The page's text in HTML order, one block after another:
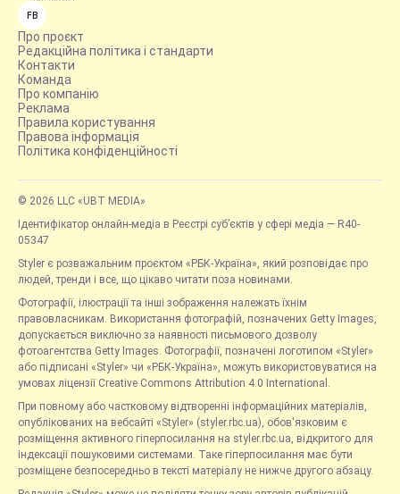
FB
Про проєкт
Редакційна політика і стандарти
Контакти
Команда
Про компанію
Реклама
Правила користування
Правова інформація
Політика конфіденційності
© 2026 LLC «UBT MEDIA»
Ідентифікатор онлайн-медіа в Реєстрі суб’єктів у сфері медіа — R40-
05347
Styler є розважальним проєктом «РБК-Україна», який розповідає про
людей, тренди і все, що цікаво читати поза новинами.
Фотографії, ілюстрації та інші зображення належать їхнім
правовласникам. Використання фотографій, позначених Getty Images,
допускається виключно за наявності письмового дозволу
фотоагентства Getty Images. Фотографії, позначені логотипом «Styler»
або підписані «Styler» чи «РБК-Україна», можуть використовуватися на
умовах ліцензії Creative Commons Attribution 4.0 International.
При повному або частковому відтворенні інформаційних матеріалів,
опублікованих на вебсайті «Styler» (styler.rbc.ua), обов'язковим є
розміщення активного гіперпосилання на styler.rbc.ua, відкритого для
індексації пошуковими системами. Таке гіперпосилання має бути
розміщене безпосередньо в тексті матеріалу не нижче другого абзацу.